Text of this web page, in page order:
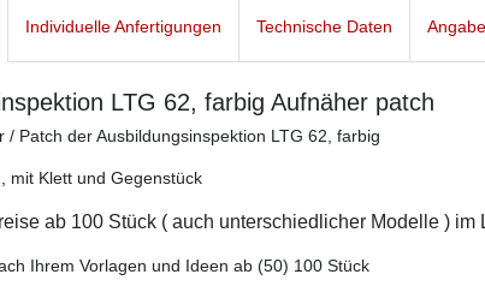
Individuelle Anfertigungen Technische Daten
LTG 62, farbig Aufnäher patch
/ Patch der Ausbildungsinspektion LTG 62, farbig
mit Klett und Gegenstück
ab 100 Stück ( auch unterschiedlicher Modelle ) im
Ihrem Vorlagen und Ideen ab (50) 100 Stück